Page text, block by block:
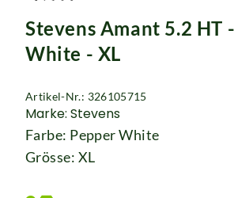
Rucksäcke
Schlösser
Stevens Amant 5.2 HT
White - XL
Artikel-Nr.: 326105715
Marke: Stevens
Farbe: Pepper White
Grösse: XL